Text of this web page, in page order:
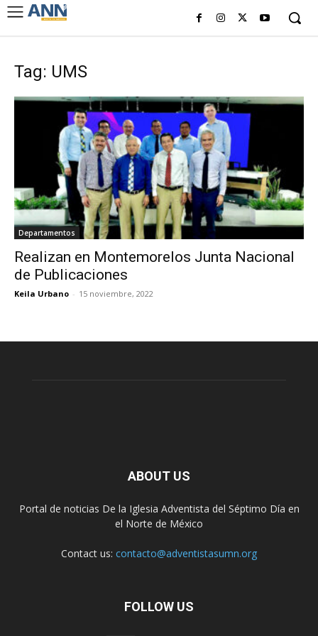
Tag: UMS
Departamentos
Realizan en Montemorelos Junta Nacional
de Publicaciones
Keila Urbano - 15 noviembre, 2022
ABOUT US
Portal de noticias De la Iglesia Adventista del Séptimo Día en
el Norte de México
Contact us: contacto@adventistasumn.org
FOLLOW US